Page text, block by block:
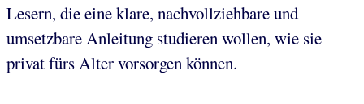
Lesern, die eine klare, nachvollziehbare und
umsetzbare Anleitung studieren wollen, wie sie
privat fürs Alter vorsorgen können.